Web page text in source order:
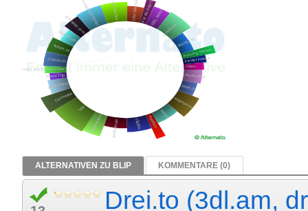
ALTERNATIVEN ZU BLIP KOMMENTARE (0)
Drei.to (3dl.am,